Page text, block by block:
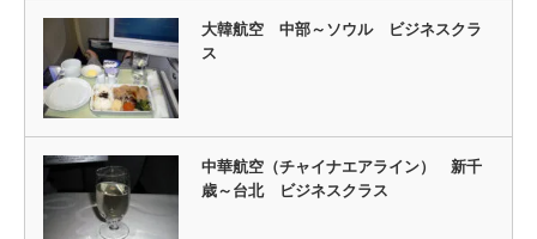
大韓航空 中部～ソウル ビジネスクラ
ス
中華航空（チャイナエアライン） 新千
歳～台北 ビジネスクラス